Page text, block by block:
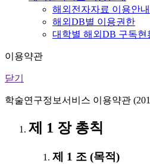
해외전자자료 이용안내
해외DB별 이용권한
대학별 해외DB 구독현
이용약관
닫기
학술연구정보서비스 이용약관
제 1 장 총칙
제 1 조 (목적)